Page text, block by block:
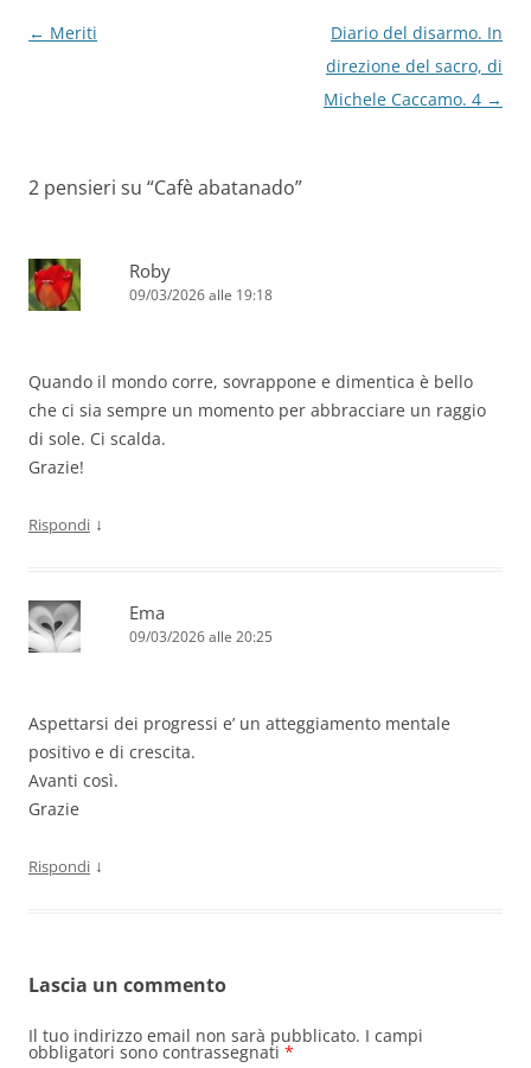
Navigazione
← Meriti
Diario del disarmo. In
direzione del sacro, di
Michele Caccamo. 4 →
2 pensieri su “Cafè abatanado”
Roby
09/03/2026 alle 19:18
Quando il mondo corre, sovrappone e dimentica è bello
che ci sia sempre un momento per abbracciare un raggio
di sole. Ci scalda.
Grazie!
Rispondi ↓
Ema
09/03/2026 alle 20:25
Aspettarsi dei progressi e’ un atteggiamento mentale
positivo e di crescita.
Avanti così.
Grazie
Rispondi ↓
Lascia un commento
Il tuo indirizzo email non sarà pubblicato. I campi
obbligatori sono contrassegnati *